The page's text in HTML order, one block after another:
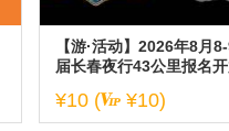
【游·活动】2026年8月
届长春夜行43公里报名开
¥10 ( ¥10)